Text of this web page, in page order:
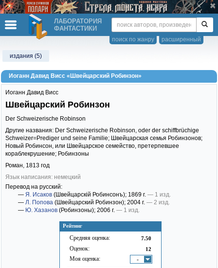
ЛАБОРАТОРИЯ
ФАНТАСТИКИ
расширенный
поиск по жанру
издания (5)
Иоганн Давид Висс «Швейцарский Робинзон»
Рейтинг
Средняя оценка: 7.50
Оценок: 12
Моя оценка: -
Иоганн Давид Висс
Швейцарский Робинзон
Der Schweizerische Robinson
Другие названия: Der Schweizerische Robinson, oder der schiffbrüchige
Schweizer=Prediger und seine Familie; Швейцарская семья Робинзонов;
Новый Робинсон, или Швейцарское семейство, претерпевшее
кораблекрушение; Робинзоны
Роман, 1813 год
Язык написания: немецкий
Перевод на русский:
— Я. Исаков (Швейцарскiй Робинсонъ); 1869 г. — 1 изд.
— Л. Попова (Швейцарский Робинзон); 2004 г. — 2 изд.
— Ю. Хазанов (Робинзоны); 2006 г. — 1 изд.